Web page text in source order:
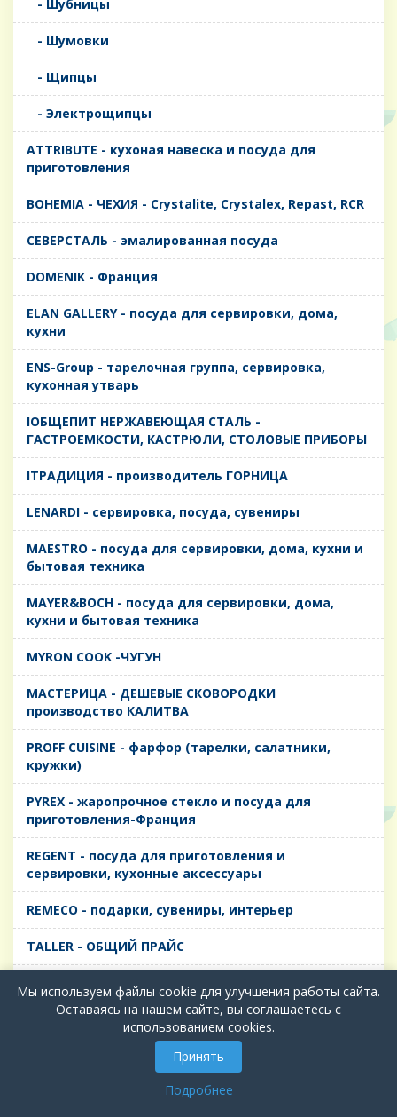
- Шубницы
- Шумовки
- Щипцы
- Электрощипцы
ATTRIBUTE - кухоная навеска и посуда для
приготовления
BOHEMIA - ЧЕХИЯ - Crystalite, Crystalex, Repast, RCR
CЕВЕРСТАЛЬ - эмалированная посуда
DOMENIK - Франция
ELAN GALLERY - посуда для сервировки, дома,
кухни
ENS-Group - тарелочная группа, сервировка,
кухонная утварь
IОБЩЕПИТ НЕРЖАВЕЮЩАЯ СТАЛЬ -
ГАСТРОЕМКОСТИ, КАСТРЮЛИ, СТОЛОВЫЕ ПРИБОРЫ
IТРАДИЦИЯ - производитель ГОРНИЦА
LENARDI - сервировка, посуда, сувениры
MAESTRO - посуда для сервировки, дома, кухни и
бытовая техника
MAYER&BOCH - посуда для сервировки, дома,
кухни и бытовая техника
MYRON COOK -ЧУГУН
MАСТЕРИЦА - ДЕШЕВЫЕ СКОВОРОДКИ
производство КАЛИТВА
PROFF CUISINE - фарфор (тарелки, салатники,
кружки)
PYREX - жаропрочное стекло и посуда для
приготовления-Франция
REGENT - посуда для приготовления и
сервировки, кухонные аксессуары
REMECO - подарки, сувениры, интерьер
TALLER - ОБЩИЙ ПРАЙС
TIMA - посуда для приготовления и сервировки,
кухонные аксессуары
БИОСТАЛЬ - ТЕРМОСА
Мы используем файлы cookie для улучшения работы сайта.
Оставаясь на нашем сайте, вы соглашаетесь с
использованием cookies.
Принять
Подробнее